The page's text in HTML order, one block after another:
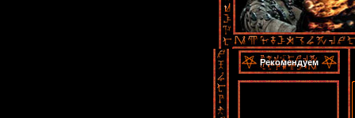
Рекомендуем